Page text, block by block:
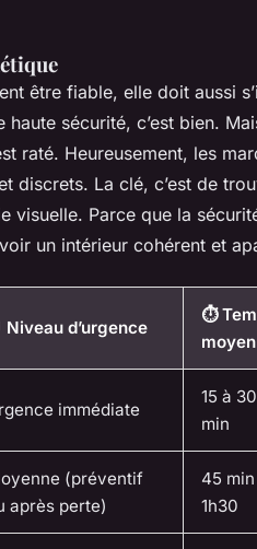
être fiable, elle doit aussi
sécurité, c’est bien.
raté. Heureusement, les
discrets. La clé, c’est de
visuelle. Parce que la
un intérieur cohérent et
Niveau d’urgence
⏱️
moyen
immédiate
15 à 30
min
(préventif
après perte)
45
1h30